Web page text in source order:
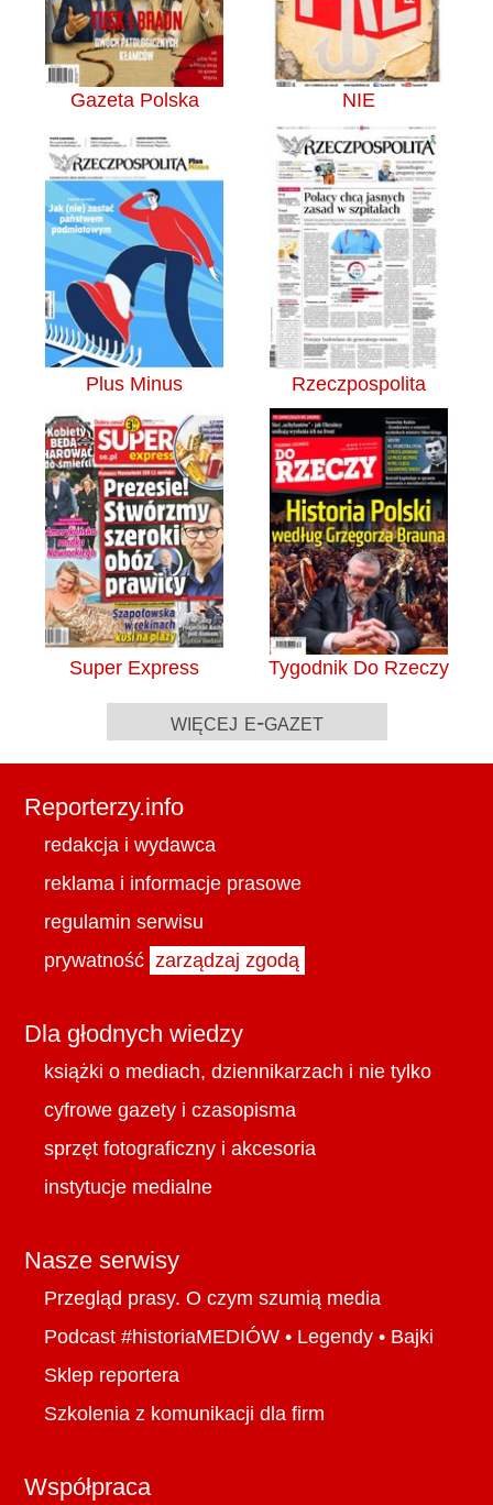
Gazeta Polska NIE
Plus Minus Rzeczpospolita
Super Express Tygodnik Do Rzeczy
więcej e-gazet
Reporterzy.info
redakcja i wydawca
reklama i informacje prasowe
regulamin serwisu
prywatność zarządzaj zgodą
Dla głodnych wiedzy
książki o mediach, dziennikarzach i nie tylko
cyfrowe gazety i czasopisma
sprzęt fotograficzny i akcesoria
instytucje medialne
Nasze serwisy
Przegląd prasy. O czym szumią media
Podcast #historiaMEDIÓW • Legendy • Bajki
Sklep reportera
Szkolenia z komunikacji dla firm
Współpraca